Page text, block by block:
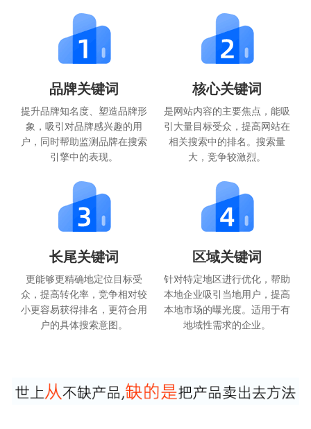
品牌关键词
提升品牌知名度、塑造品牌形
象，吸引对品牌感兴趣的用
户，同时帮助监测品牌在搜索
引擎中的表现。
核心关键词
是网站内容的主要焦点，能吸
引大量目标受众，提高网站在
相关搜索中的排名。搜索量
大，竞争较激烈。
长尾关键词
更能够更精确地定位目标受
众，提高转化率，竞争相对较
小更容易获得排名，更符合用
户的具体搜索意图。
区域关键词
针对特定地区进行优化，帮助
本地企业吸引当地用户，提高
本地市场的曝光度。适用于有
地域性需求的企业。